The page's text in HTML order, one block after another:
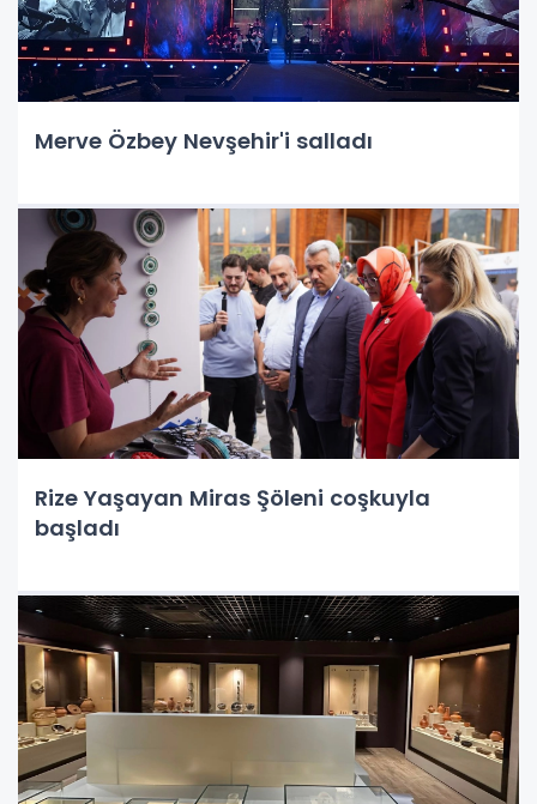
Merve Özbey Nevşehir'i salladı
Rize Yaşayan Miras Şöleni coşkuyla
başladı